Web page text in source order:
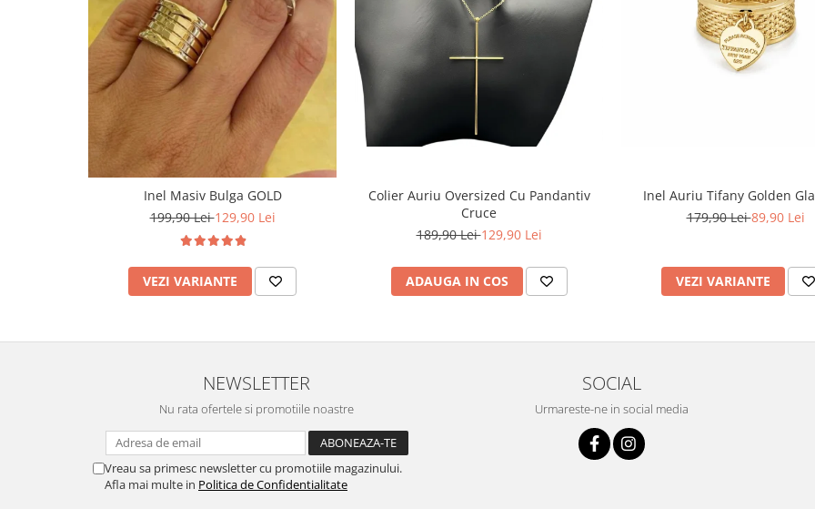
Inel Masiv Bulga GOLD
199,90 Lei129,90 Lei
VEZI VARIANTE
Colier Auriu Oversized Cu Pandantiv
Cruce
189,90 Lei129,90 Lei
ADAUGA IN COS
Inel Auriu Tifany Golden
179,90 Lei89,90 Lei
VEZI VARIANTE
NEWSLETTER
Nu rata ofertele si promotiile noastre
Vreau sa primesc newsletter cu promotiile magazinului.
Afla mai multe in Politica de Confidentialitate
SOCIAL
Urmareste-ne in social media